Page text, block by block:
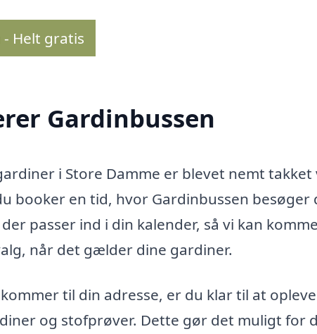
Helt gratis
Gardinbussen
i Store Damme er blevet nemt
booker en tid, hvor Gardinbussen besøger
passer ind i din kalender, så vi kan
når det gælder dine gardiner.
til din adresse, er du klar til at
og stofprøver. Dette gør det muligt for